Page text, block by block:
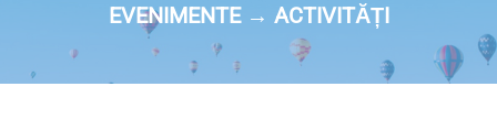
EVENIMENTE → ACTIVITĂȚI